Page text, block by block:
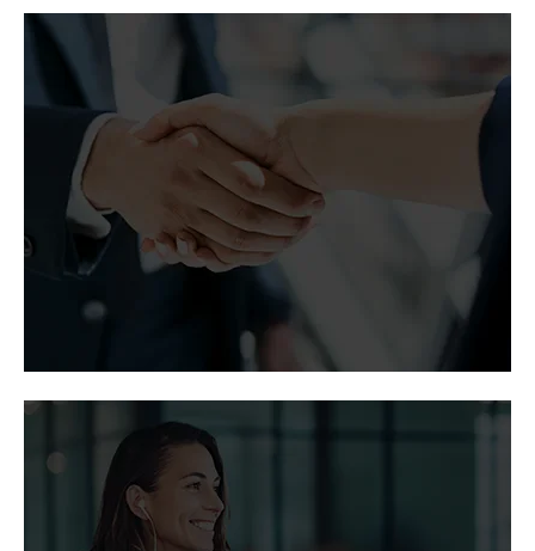
A Vertiv nas notícias
Cobertura da liderança de pensamento da
Vertiv, de seus programas de parceria e de seu
crescimento corporativo por importantes
veículos de comunicação.
Contatos para a mídia e
analistas